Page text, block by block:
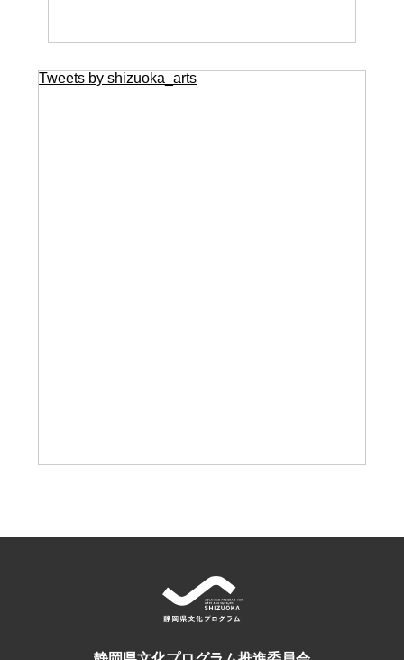
Tweets by shizuoka_arts